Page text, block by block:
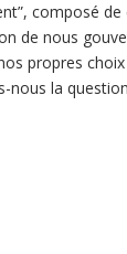
composé
de nous
propres
nous la